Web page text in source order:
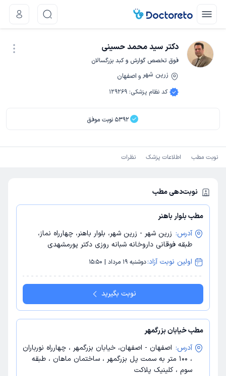
دکتر سید محمد حسینی
فوق تخصص گوارش و کبد بزرگسالان
زرین شهر و اصفهان
کد نظام پزشکی:
129269
5392 نوبت موفق
نوبت مطب اطلاعات پزشک نظرات
نوبت‌دهی مطب
مطب بلوار باهنر
آدرس: زرین شهر - زرین شهر، بلوار باهنر، چهارراه نماز،
طبقه فوقانی داروخانه شبانه روزی دکتر پورمشهدی
اولین نوبت آزاد:دوشنبه 19 مرداد | 15:50
نوبت بگیرید
مطب خیابان بزرگمهر
آدرس: اصفهان - اصفهان، خیابان بزرگمهر ، چهارراه نورباران
، 100 متر به سمت پل بزرگمهر ، ساختمان ماهان ، طبقه
سوم ، کلینیک پلاکت